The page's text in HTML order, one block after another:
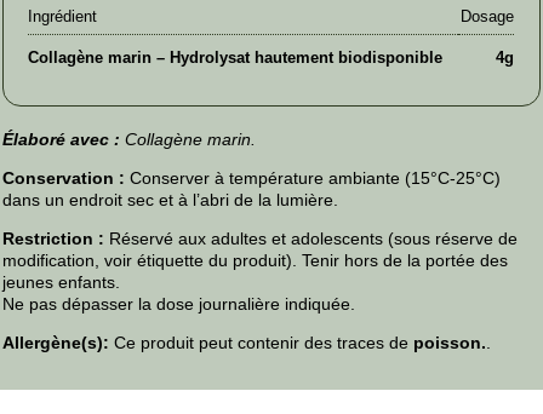
Ingrédient Dosage
Collagène marin – Hydrolysat hautement biodisponible 4g
Élaboré avec : Collagène marin.
Conservation : Conserver à température ambiante (15°C-25°C)
dans un endroit sec et à l’abri de la lumière.
Restriction : Réservé aux adultes et adolescents (sous réserve de
modification, voir étiquette du produit). Tenir hors de la portée des
jeunes enfants.
Ne pas dépasser la dose journalière indiquée.
Allergène(s): Ce produit peut contenir des traces de poisson..